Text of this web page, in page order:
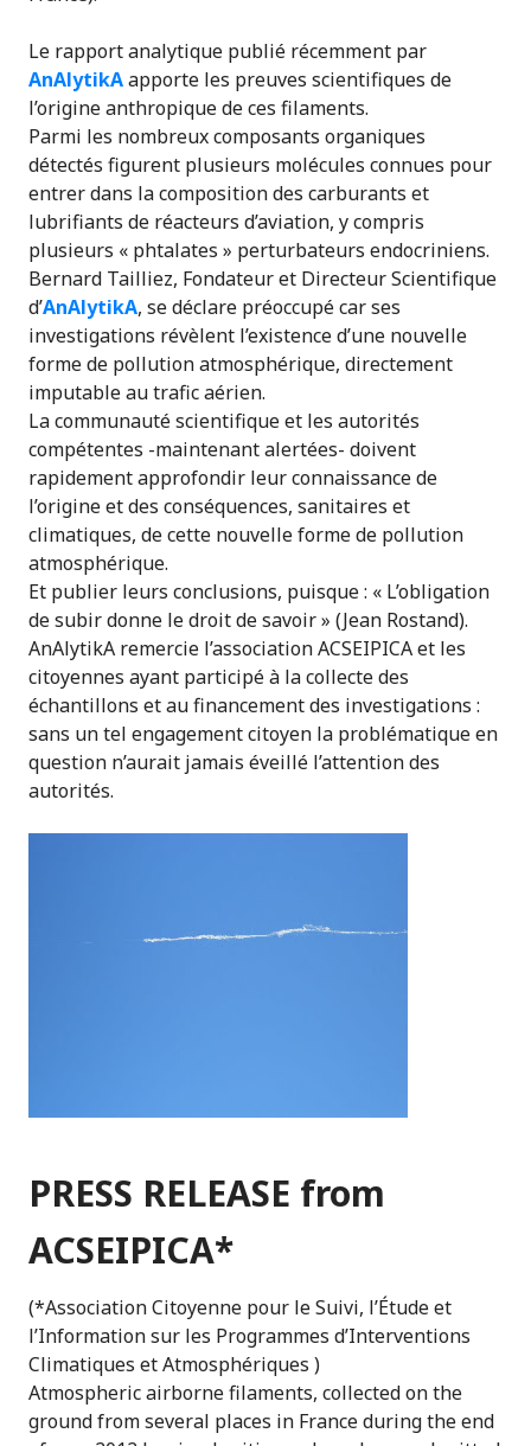
Le rapport analytique publié récemment par
AnAlytikAapporte les preuves scientifiques de
l’origine anthropique de ces filaments.
Parmi les nombreux composants organiques
détectés figurent plusieurs molécules connues pour
entrer dans la composition des carburants et
lubrifiants de réacteurs d’aviation, y compris
plusieurs « phtalates » perturbateurs endocriniens.
Bernard Tailliez, Fondateur et Directeur Scientifique
d’AnAlytikA, se déclare préoccupé car ses
investigations révèlent l’existence d’une nouvelle
forme de pollution atmosphérique, directement
imputable au trafic aérien.
La communauté scientifique et les autorités
compétentes -maintenant alertées- doivent
rapidement approfondir leur connaissance de
l’origine et des conséquences, sanitaires et
climatiques, de cette nouvelle forme de pollution
atmosphérique.
Et publier leurs conclusions, puisque : « L’obligation
de subir donne le droit de savoir » (Jean Rostand).
AnAlytikA remercie l’association ACSEIPICA et les
citoyennes ayant participé à la collecte des
échantillons et au financement des investigations :
sans un tel engagement citoyen la problématique en
question n’aurait jamais éveillé l’attention des
autorités.
PRESS RELEASE from
ACSEIPICA*
(*Association Citoyenne pour le Suivi, l’Étude et
l’Information sur les Programmes d’Interventions
Climatiques et Atmosphériques )
Atmospheric airborne filaments, collected on the
ground from several places in France during the end